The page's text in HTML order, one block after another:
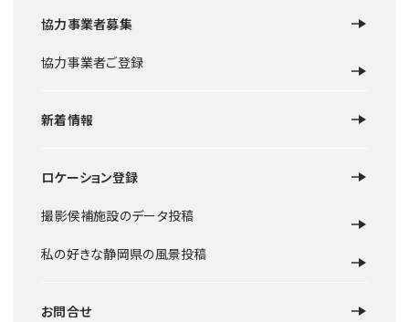
協力事業者募集
協力事業者ご登録
新着情報
ロケーション登録
撮影侯補施設のデータ投稿
私の好きな静岡県の風景投稿
お問合せ
ロケ地概要
伊豆を源流とし北に向かって流れる川。大仁流域では、荒々
しい山肌をもつ城山がそびえ、その麓を狩野川が流れる壮大